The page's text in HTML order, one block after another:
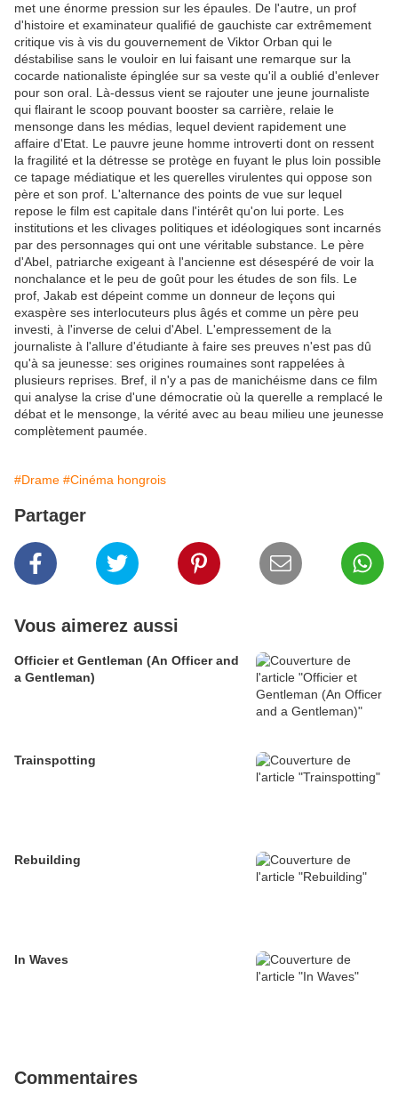
met une énorme pression sur les épaules. De l'autre, un prof
d'histoire et examinateur qualifié de gauchiste car extrêmement
critique vis à vis du gouvernement de Viktor Orban qui le
déstabilise sans le vouloir en lui faisant une remarque sur la
cocarde nationaliste épinglée sur sa veste qu'il a oublié d'enlever
pour son oral. Là-dessus vient se rajouter une jeune journaliste
qui flairant le scoop pouvant booster sa carrière, relaie le
mensonge dans les médias, lequel devient rapidement une
affaire d'Etat. Le pauvre jeune homme introverti dont on ressent
la fragilité et la détresse se protège en fuyant le plus loin possible
ce tapage médiatique et les querelles virulentes qui oppose son
père et son prof. L'alternance des points de vue sur lequel
repose le film est capitale dans l'intérêt qu'on lui porte. Les
institutions et les clivages politiques et idéologiques sont incarnés
par des personnages qui ont une véritable substance. Le père
d'Abel, patriarche exigeant à l'ancienne est désespéré de voir la
nonchalance et le peu de goût pour les études de son fils. Le
prof, Jakab est dépeint comme un donneur de leçons qui
exaspère ses interlocuteurs plus âgés et comme un père peu
investi, à l'inverse de celui d'Abel. L'empressement de la
journaliste à l'allure d'étudiante à faire ses preuves n'est pas dû
qu'à sa jeunesse: ses origines roumaines sont rappelées à
plusieurs reprises. Bref, il n'y a pas de manichéisme dans ce film
qui analyse la crise d'une démocratie où la querelle a remplacé le
débat et le mensonge, la vérité avec au beau milieu une jeunesse
complètement paumée.
#Drame #Cinéma hongrois
Partager
Vous aimerez aussi
Officier et Gentleman (An Officer and
a Gentleman)
Trainspotting
Rebuilding
In Waves
Commentaires